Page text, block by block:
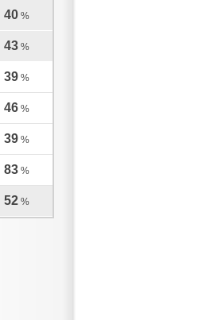
40 %
43 %
39 %
46 %
39 %
83 %
52 %